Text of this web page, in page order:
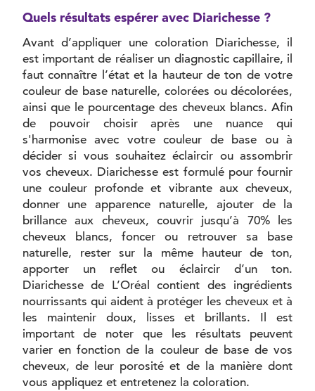
Quels résultats espérer avec Diarichesse ?
Avant d’appliquer une coloration Diarichesse, il
est important de réaliser un diagnostic capillaire, il
faut connaître l’état et la hauteur de ton de votre
couleur de base naturelle, colorées ou décolorées,
ainsi que le pourcentage des cheveux blancs. Afin
de pouvoir choisir après une nuance qui
s'harmonise avec votre couleur de base ou à
décider si vous souhaitez éclaircir ou assombrir
vos cheveux. Diarichesse est formulé pour fournir
une couleur profonde et vibrante aux cheveux,
donner une apparence naturelle, ajouter de la
brillance aux cheveux, couvrir jusqu’à 70% les
cheveux blancs, foncer ou retrouver sa base
naturelle, rester sur la même hauteur de ton,
apporter un reflet ou éclaircir d’un ton.
Diarichesse de L’Oréal contient des ingrédients
nourrissants qui aident à protéger les cheveux et à
les maintenir doux, lisses et brillants. Il est
important de noter que les résultats peuvent
varier en fonction de la couleur de base de vos
cheveux, de leur porosité et de la manière dont
vous appliquez et entretenez la coloration.